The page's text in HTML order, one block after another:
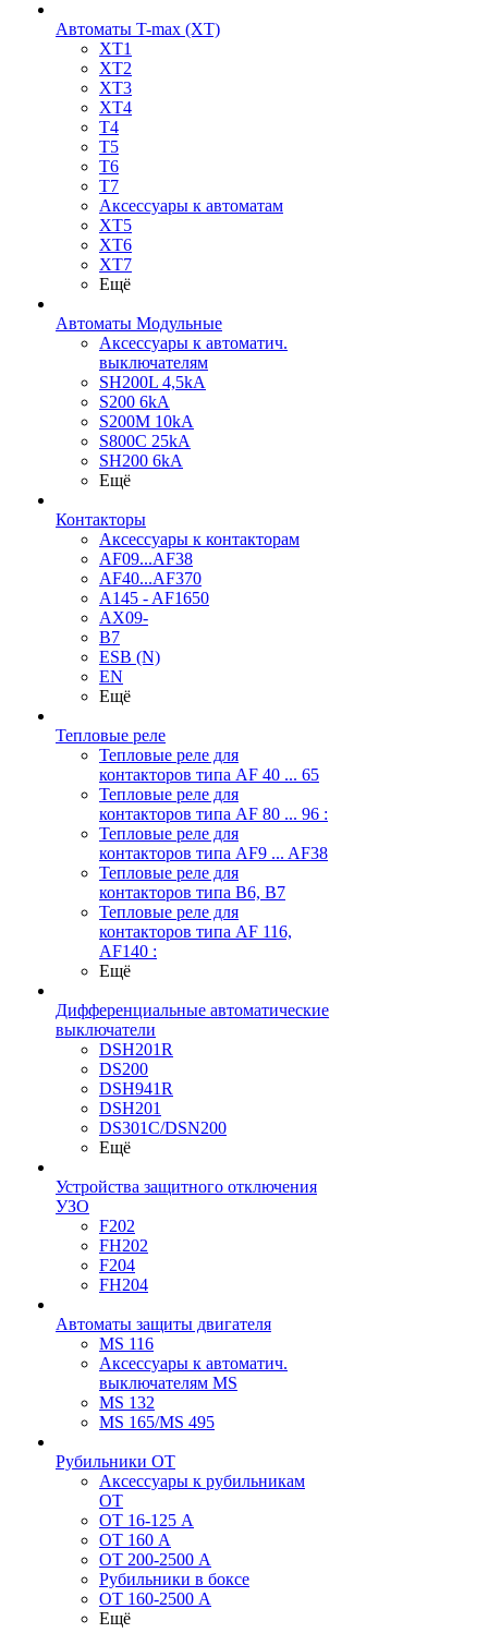
Автоматы T-max (XT)
XT1
XT2
XT3
XT4
T4
T5
T6
T7
Аксессуары к автоматам
XT5
XT6
XT7
Ещё
Автоматы Модульные
Аксессуары к автоматич.
выключателям
SH200L 4,5kA
S200 6kA
S200M 10kA
S800C 25kA
SH200 6kA
Ещё
Контакторы
Аксессуары к контакторам
AF09...AF38
AF40...AF370
A145 - AF1650
AX09-
B7
ESB (N)
EN
Ещё
Тепловые реле
Тепловые реле для
контакторов типа AF 40 ... 65
Тепловые реле для
контакторов типа AF 80 ... 96 :
Тепловые реле для
контакторов типа AF9 ... AF38
Тепловые реле для
контакторов типа В6, В7
Тепловые реле для
контакторов типа AF 116,
AF140 :
Ещё
Дифференциальные автоматические
выключатели
DSH201R
DS200
DSH941R
DSH201
DS301C/DSN200
Ещё
Устройства защитного отключения
УЗО
F202
FH202
F204
FH204
Автоматы защиты двигателя
MS 116
Аксессуары к автоматич.
выключателям MS
MS 132
MS 165/MS 495
Рубильники ОТ
Аксессуары к рубильникам
OT
OT 16-125 А
OT 160 А
OT 200-2500 А
Рубильники в боксе
OT 160-2500 А
Ещё